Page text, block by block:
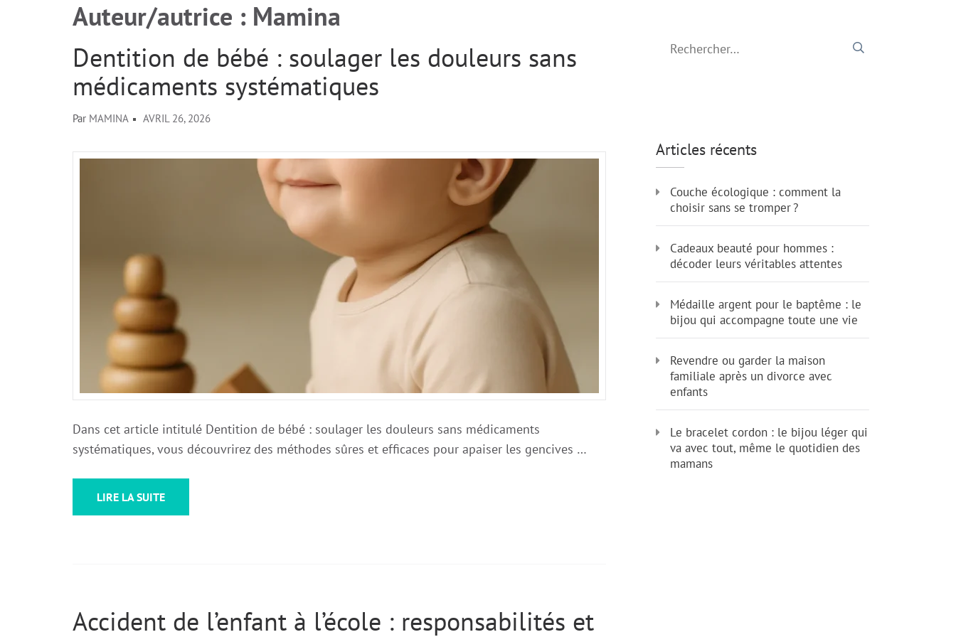
Auteur/autrice : Mamina
Dentition de bébé : soulager les douleurs sans
médicaments systématiques
Par MAMINA AVRIL 26, 2026
Dans cet article intitulé Dentition de bébé : soulager les douleurs sans médicaments
systématiques, vous découvrirez des méthodes sûres et efficaces pour apaiser les gencives …
LIRE LA SUITE
Accident de l’enfant à l’école : responsabilités et
Articles récents
Couche écologique : comment la
choisir sans se tromper ?
Cadeaux beauté pour hommes :
décoder leurs véritables attentes
Médaille argent pour le baptême : le
bijou qui accompagne toute une vie
Revendre ou garder la maison
familiale après un divorce avec
enfants
Le bracelet cordon : le bijou léger qui
va avec tout, même le quotidien des
mamans